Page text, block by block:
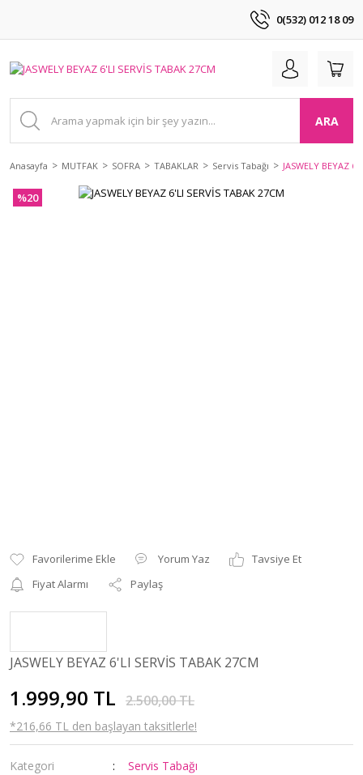
0(532) 012 18 09
ARA
Anasayfa MUTFAK SOFRA TABAKLAR Servis Tabağı JASWELY BEYAZ
%20
Yorum Yaz
Tavsiye Et
Fiyat Alarmı
Paylaş
JASWELY BEYAZ 6'LI SERVİS TABAK 27CM
1.999,90 TL 2.500,00 TL
*216,66 TL den başlayan taksitlerle!
Kategori
Servis Tabağı